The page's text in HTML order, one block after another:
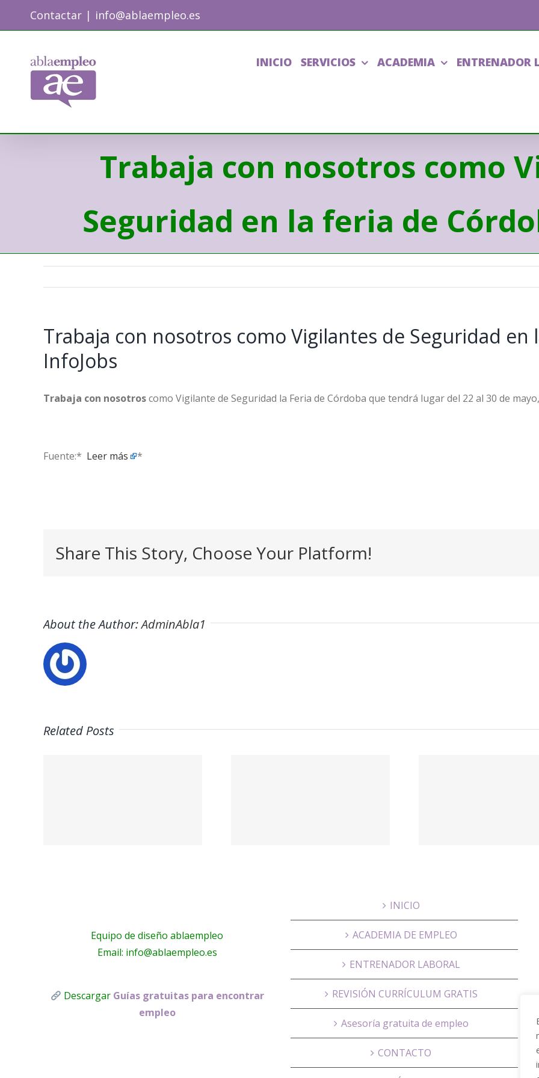
Contactar | info@ablaempleo.es
INICIO SERVICIOS ACADEMIA ENTRENADOR
Trabaja con nosotros como
Seguridad en la feria de
Trabaja con nosotros como Vigilantes de Seguridad en
InfoJobs
Trabaja con nosotroscomo Vigilante de Seguridad la Feria de Córdoba que tendrá lugar del 22 al 30 de
Fuente:* ​ Leer más *
Share This Story, Choose Your Platform!
About the Author:AdminAbla1
Related Posts
Equipo de diseño ablaempleo
Email: info@ablaempleo.es
Descargar Guías gratuitas para encontrar
empleo
INICIO
ACADEMIA DE EMPLEO
ENTRENADOR LABORAL
REVISIÓN CURRÍCULUM GRATIS
Asesoría gratuita de empleo
CONTACTO